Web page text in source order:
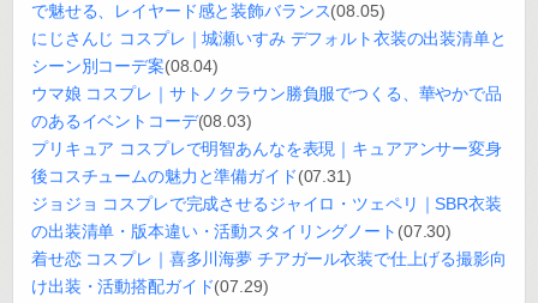
で魅せる、レイヤード感と装飾バランス(08.05)
にじさんじ コスプレ｜城瀬いすみ デフォルト衣装の出装清单と
シーン別コーデ案(08.04)
ウマ娘 コスプレ｜サトノクラウン勝負服でつくる、華やかで品
のあるイベントコーデ(08.03)
プリキュア コスプレで明智あんなを表現｜キュアアンサー変身
後コスチュームの魅力と準備ガイド(07.31)
ジョジョ コスプレで完成させるジャイロ・ツェペリ｜SBR衣装
の出装清单・版本違い・活動スタイリングノート (07.30)
着せ恋 コスプレ｜喜多川海夢 チアガール衣装で仕上げる撮影向
け出装・活動搭配ガイド(07.29)